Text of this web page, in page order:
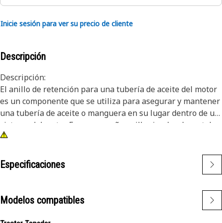
Inicie sesión para ver su precio de cliente
Descripción
Descripción:
El anillo de retención para una tubería de aceite del motor
es un componente que se utiliza para asegurar y mantener
una tubería de aceite o manguera en su lugar dentro de un
sistema del motor. Es un pequeño anillo circular de metal
con una división o abertura. Está diseñado para instalarse
ranura o hueco en el motor o la conexión de la tubería de
aceite. Una vez en su lugar, el anillo de retención evita que
funcionamiento del motor, lo que garantiza una conexión
segura y sin fugas.
Especificaciones
Modelos compatibles